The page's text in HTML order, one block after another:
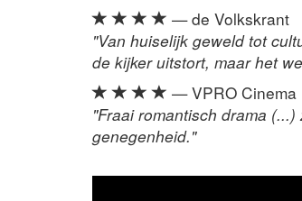
— de Volkskrant
"Van huiselijk geweld tot
de kijker uitstort, maar het
— VPRO Cinema
"Fraai romantisch drama
genegenheid."